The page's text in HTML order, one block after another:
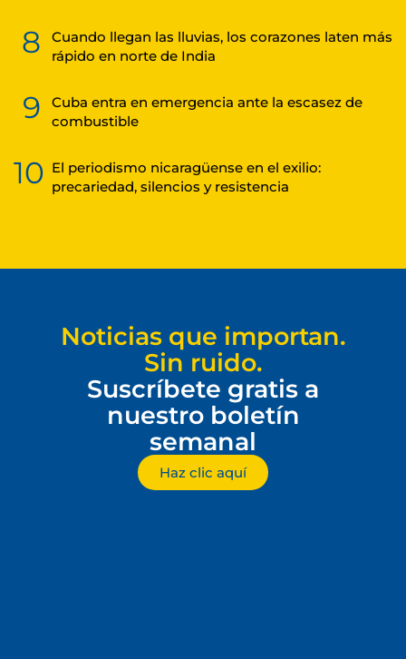
8
Cuando llegan las lluvias, los corazones laten más
rápido en norte de India
9
Cuba entra en emergencia ante la escasez de
combustible
10 El periodismo nicaragüense en el exilio:
precariedad, silencios y resistencia
Noticias que importan.
Sin ruido.
Suscríbete gratis a
nuestro boletín
semanal
Haz clic aquí